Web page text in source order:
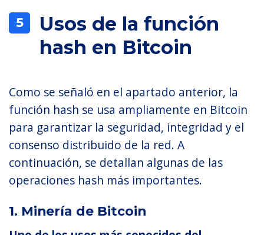
5
Usos de la función
hash en Bitcoin
Como se señaló en el apartado anterior, la
función hash se usa ampliamente en Bitcoin
para garantizar la seguridad, integridad y el
consenso distribuido de la red. A
continuación, se detallan algunas de las
operaciones hash más importantes.
1. Minería de Bitcoin